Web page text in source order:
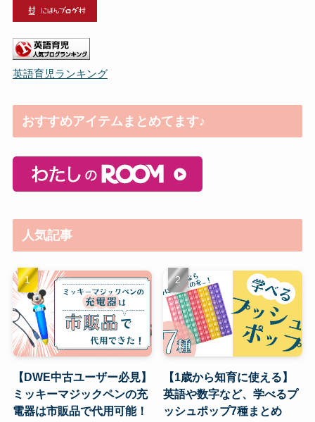
英語育児ランキング
おすすめアイテムまとめてます♪
人気記事
【DWE中古ユーザー必見】
ミッキーマジックペンの充
電器は市販品で代用可能！
【1歳から知育に使える】
英語や数字など、学べるプ
ッシュポップ7種まとめ